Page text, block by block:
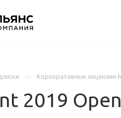
Корпоративные лицензии
2019